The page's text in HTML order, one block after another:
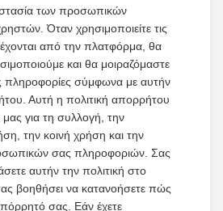
των προσωπικών
Όταν χρησιμοποιείτε τις
από την πλατφόρμα, θα
και θα μοιραζόμαστε
πληροφορίες σύμφωνα με αυτήν
Αυτή η πολιτική απορρήτου
μας για τη συλλογή, την
την κοινή χρήση και την
σας πληροφοριών. Σας
αυτήν την πολιτική στο
βοηθήσει να κατανοήσετε πώς
σας. Εάν έχετε